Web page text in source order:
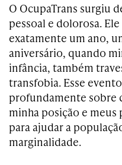
O OcupaTrans surgiu
pessoal e dolorosa.
exatamente um ano,
aniversário, quando
infância, também
transfobia. Esse
profundamente sobre
minha posição e
para ajudar a
marginalidade.